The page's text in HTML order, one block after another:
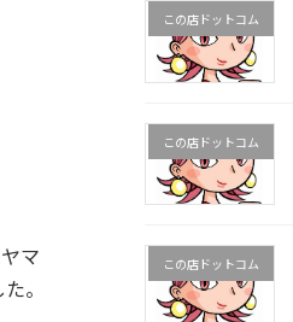
マ
。
この店ドットコム
この店ドットコム
この店ドットコム